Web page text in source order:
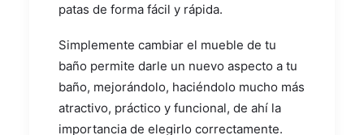
patas de forma fácil y rápida.
Simplemente cambiar el mueble de tu
baño permite darle un nuevo aspecto a tu
baño, mejorándolo, haciéndolo mucho más
atractivo, práctico y funcional, de ahí la
importancia de elegirlo correctamente.